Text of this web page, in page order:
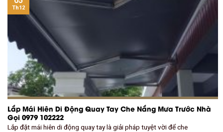
Lắp Mái Hiên Di Động Quay Tay Che Nắng Mưa Trước Nhà
Gọi 0979 102222
Lắp đặt mái hiên di động quay tay là giải pháp tuyệt vời để che
Th12